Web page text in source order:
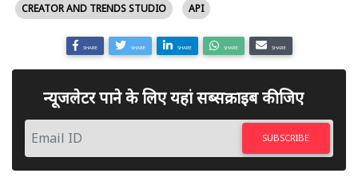
CREATOR AND TRENDS STUDIO
API
SHARE SHARE SHARE SHARE SHARE
न्यूजलेटर पाने के लिए यहां सब्सक्राइब कीजिए
SUBSCRIBE